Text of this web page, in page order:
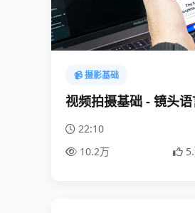
📹 摄影基础
视频拍摄基础 - 镜头
22:10
10.2万